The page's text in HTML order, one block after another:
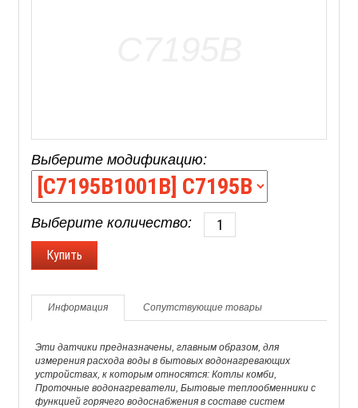
Выберите модификацию:
Выберите количество:
Информация Сопутствующие товары
Эти датчики предназначены, главным образом, для
измерения расхода воды в бытовых водонагревающих
устройствах, к которым относятся: Котлы комби,
Проточные водонагреватели, Бытовые теплообменники с
функцией горячего водоснабжения в составе систем